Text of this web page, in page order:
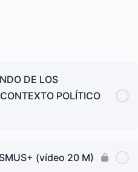
DE LOS
POLÍTICO
(vídeo 20 M)